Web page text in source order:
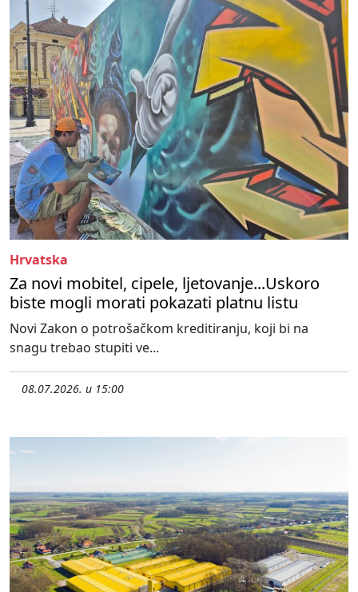
Hrvatska
Za novi mobitel, cipele, ljetovanje...Uskoro
biste mogli morati pokazati platnu listu
Novi Zakon o potrošačkom kreditiranju, koji bi na
snagu trebao stupiti ve...
08.07.2026. u 15:00